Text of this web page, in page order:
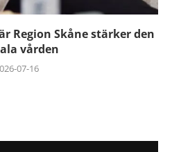
Region Skåne stärker den
vården
07-16